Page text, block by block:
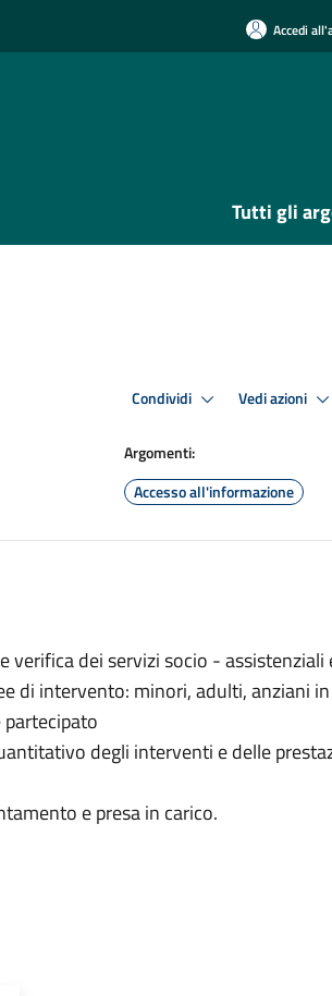
Accedi
Tutti gli
Condividi Vedi azioni
Argomenti:
Accesso all'informazione
dei servizi socio - assistenziali
di intervento: minori, adulti, anziani in
degli interventi e delle
e presa in carico.